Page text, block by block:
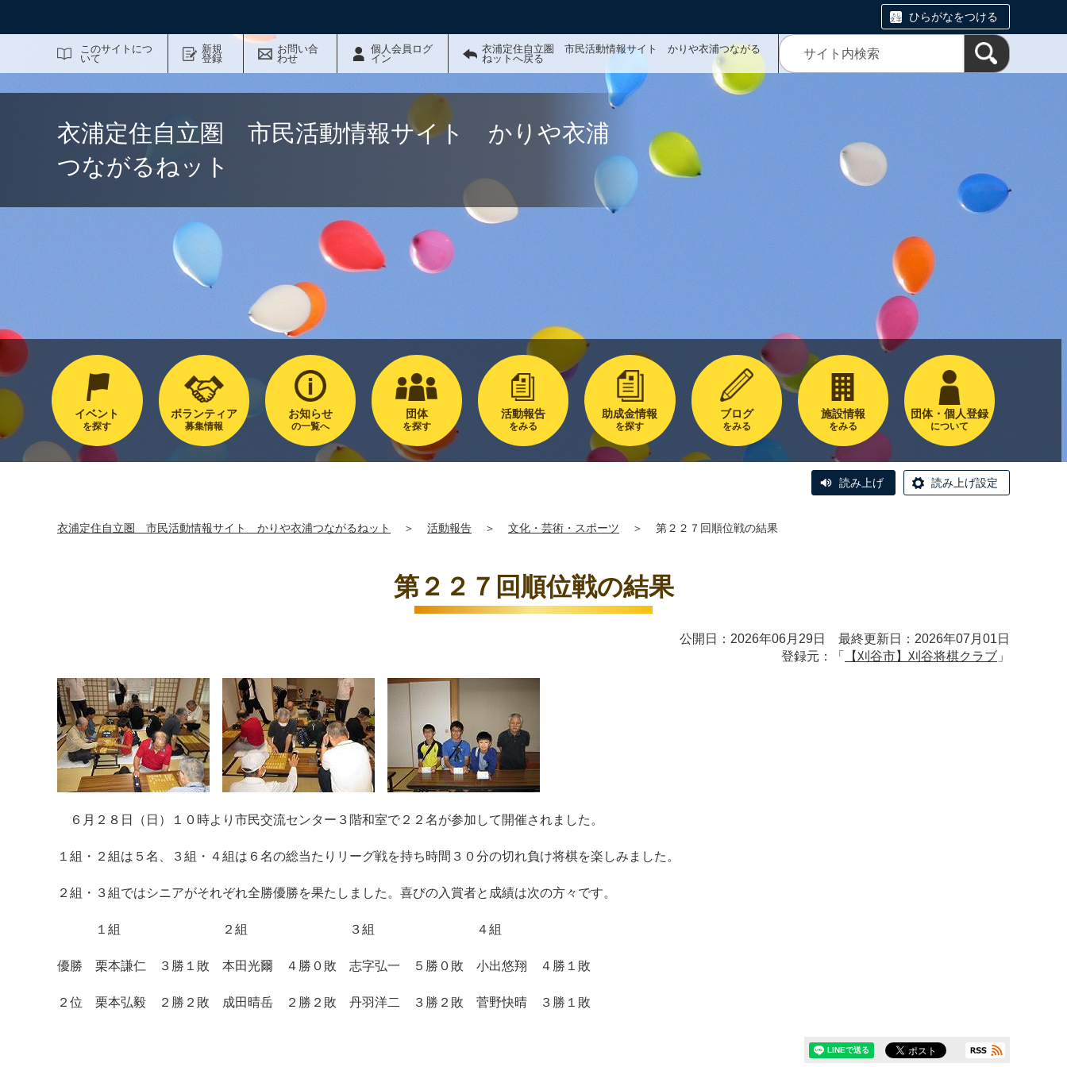
ひらがなをつける
このサイトにつ
いて
新規
登録
お問い合
わせ
個人会員ログ
イン
衣浦定住自立圏 市民活動情報サイト かりや衣浦つながる
ねットへ戻る
衣浦定住自立圏 市民活動情報サイト かりや衣浦
つながるねット
イベント
を探す
ボランティア
募集情報
お知らせ
の一覧へ
団体
を探す
活動報告
をみる
助成金情報
を探す
ブログ
をみる
施設情報
をみる
団体・個人登録
について
読み上げ 読み上げ設定
衣浦定住自立圏 市民活動情報サイト かりや衣浦つながるねット ＞ 活動報告 ＞ 文化・芸術・スポーツ ＞ 第２２７回順位戦の結果
第２２７回順位戦の結果
公開日：2026年06月29日 最終更新日：2026年07月01日
登録元：「
【刈谷市】刈谷将棋クラブ 」
６月２８日（日）１０時より市民交流センター３階和室で２２名が参加して開催されました。
１組・２組は５名、３組・４組は６名の総当たりリーグ戦を持ち時間３０分の切れ負け将棋を楽しみました。
２組・３組ではシニアがそれぞれ全勝優勝を果たしました。喜びの入賞者と成績は次の方々です。
１組 ２組 ３組 ４組
優勝 栗本謙仁 ３勝１敗 本田光爾 ４勝０敗 志字弘一 ５勝０敗 小出悠翔 ４勝１敗
２位 栗本弘毅 ２勝２敗 成田晴岳 ２勝２敗 丹羽洋二 ３勝２敗 菅野快晴 ３勝１敗